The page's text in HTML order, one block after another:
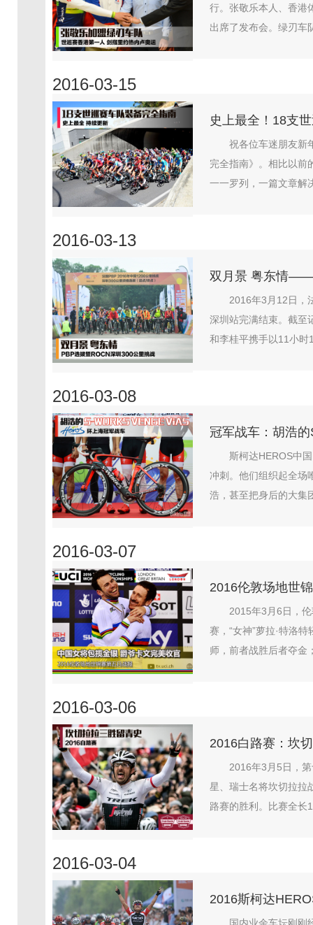
行。张敬乐本人、香港
出席了发布会。绿刃车
2016-03-15
史上最全！18支
祝各位车迷朋友新
完全指南》。相比以前
一一罗列，一篇文章解
2016-03-13
双月景 粤东情——
2016年3月12日，
深圳站完满结束。截至
和李桂平携手以11小
2016-03-08
冠军战车：胡浩
斯柯达HEROS中
冲刺。他们组织起全场
浩，甚至把身后的大集
2016-03-07
2016伦敦场地世
2015年3月6日，
赛，“女神”萝拉·特洛
师，前者战胜后者夺金
2016-03-06
2016白路赛：坎
2016年3月5日，
星、瑞士名将坎切拉拉
路赛的胜利。比赛全长
2016-03-04
2016斯柯达
国内业余车坛刚刚